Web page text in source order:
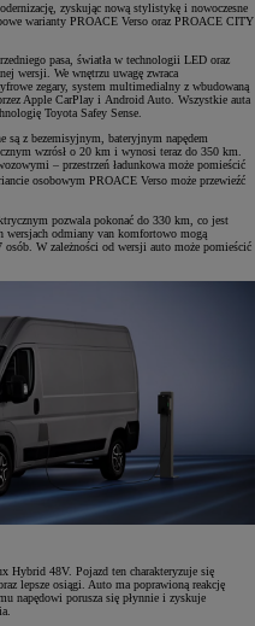
zyskując nową stylistykę i nowoczesne
warianty PROACE Verso oraz PROACE CITY
pasa, światła w technologii LED oraz
wersji. We wnętrzu uwagę zwraca
zegary, system multimedialny z wbudowaną
Apple CarPlay i Android Auto. Wszystkie auta
Toyota Safey Sense.
są z bezemisyjnym, bateryjnym napędem
wzrósł o 20 km i wynosi teraz do 350 km.
– przestrzeń ładunkowa może pomieścić
osobowym PROACE Verso może przewieźć
pozwala pokonać do 330 km, co jest
odmiany van komfortowo mogą
W zależności od wersji auto może pomieścić
Hybrid 48V. Pojazd ten charakteryzuje się
lepsze osiągi. Auto ma poprawioną reakcję
napędowi porusza się płynnie i zyskuje